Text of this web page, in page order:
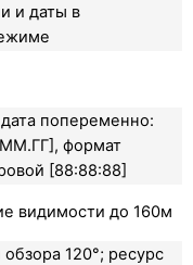
и даты в
попеременно:
формат
[88:88:88]
видимости до 160м
120°; ресурс